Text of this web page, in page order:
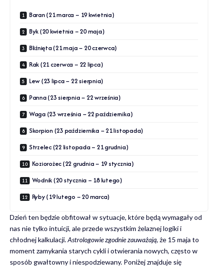
Baran (21 marca – 19 kwietnia)
Byk (20 kwietnia – 20 maja)
Bliźnięta (21 maja – 20 czerwca)
Rak (21 czerwca – 22 lipca)
Lew (23 lipca – 22 sierpnia)
Panna (23 sierpnia – 22 września)
Waga (23 września – 22 października)
Skorpion (23 października – 21 listopada)
Strzelec (22 listopada – 21 grudnia)
Koziorożec (22 grudnia – 19 stycznia)
Wodnik (20 stycznia – 18 lutego)
Ryby (19 lutego – 20 marca)
Dzień ten będzie obfitował w sytuacje, które będą wymagały od
nas nie tylko intuicji, ale przede wszystkim żelaznej logiki i
chłodnej kalkulacji.Astrologowie zgodnie zauważają, że 15 maja to
moment zamykania starych cykli i otwierania nowych, często w
sposób gwałtowny i niespodziewany. Poniżej znajduje się